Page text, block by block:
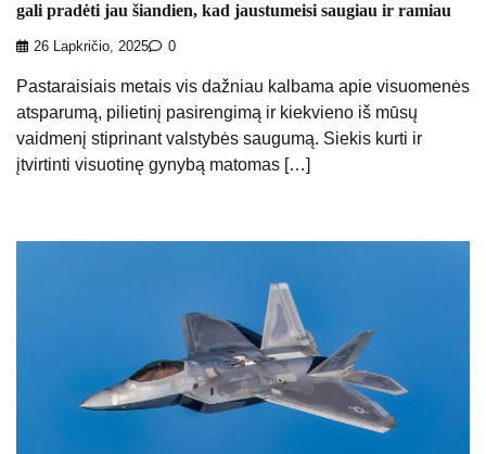
gali pradėti jau šiandien, kad jaustumeisi saugiau ir ramiau
26 Lapkričio, 2025 0
Pastaraisiais metais vis dažniau kalbama apie visuomenės
atsparumą, pilietinį pasirengimą ir kiekvieno iš mūsų
vaidmenį stiprinant valstybės saugumą. Siekis kurti ir
įtvirtinti visuotinę gynybą matomas […]